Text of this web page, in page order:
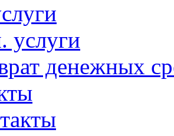
услуги
денежных